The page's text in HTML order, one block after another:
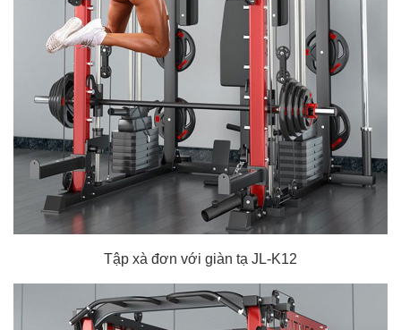
Tập xà đơn với giàn tạ JL-K12